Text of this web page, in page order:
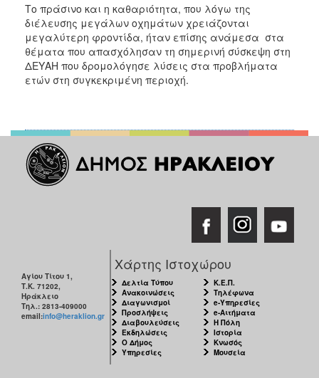
Το πράσινο και η καθαριότητα, που λόγω της
διέλευσης μεγάλων οχημάτων χρειάζονται
μεγαλύτερη φροντίδα, ήταν επίσης ανάμεσα στα
θέματα που απασχόλησαν τη σημερινή σύσκεψη στη
ΔΕΥΑΗ που δρομολόγησε λύσεις στα προβλήματα
ετών στη συγκεκριμένη περιοχή.
Αγίου Τίτου 1,
Τ.Κ. 71202,
Ηράκλειο
Τηλ.: 2813-409000
email:info@heraklion.gr
Χάρτης Ιστοχώρου
Δελτία Τύπου
Ανακοινώσεις
Διαγωνισμοί
Προσλήψεις
Διαβουλεύσεις
Εκδηλώσεις
Ο Δήμος
Υπηρεσίες
Κ.Ε.Π.
Τηλέφωνα
e-Υπηρεσίες
e-Αιτήματα
Η Πόλη
Ιστορία
Κνωσός
Μουσεία